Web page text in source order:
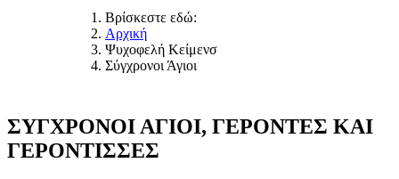
Βρίσκεστε εδώ:
Αρχική
Ψυχοφελή Κείμενσ
Σύγχρονοι Άγιοι
ΣΥΓΧΡΟΝΟΙ ΑΓΙΟΙ, ΓΕΡΟΝΤΕΣ ΚΑΙ
ΓΕΡΟΝΤΙΣΣΕΣ